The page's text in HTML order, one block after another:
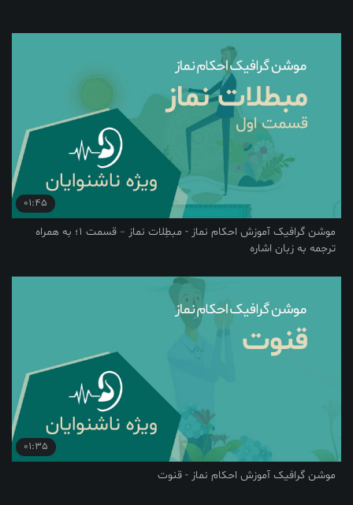
01:45
موشن گرافیک آموزش احکام نماز - مبطِلات نماز – قسمت 1؛ به همراه
ترجمه به زبان اشاره
01:35
موشن گرافیک آموزش احکام نماز - قنوت